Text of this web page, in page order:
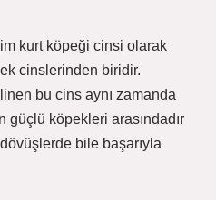
kurt köpeği cinsi olarak
cinslerinden biridir.
bu cins aynı zamanda
güçlü köpekleri arasındadır
bile başarıyla